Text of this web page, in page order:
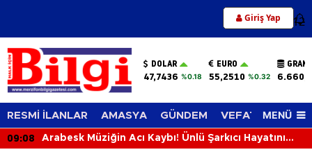
Giriş Yap 12
DOLAR
47,7436 %0.18
EURO
55,2510 %0.32
RESMİ İLANLAR AMASYA GÜNDEM VEFAT EDENLER
MENÜ
09:08
Arabesk Müziğin Acı Kaybı! Ünlü Şarkıcı Hayatını